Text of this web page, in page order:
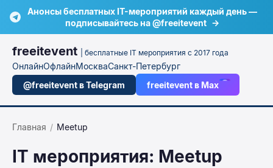
Анонсы бесплатных IT-мероприятий каждый день —
подписывайтесь на @freeitevent →
freeitevent | бесплатные IT мероприятия с 2017 года
ОнлайнОфлайнМоскваСанкт-Петербург
@freeitevent в Telegram
freeitevent в Max
Главная / Meetup
IT мероприятия: Meetup